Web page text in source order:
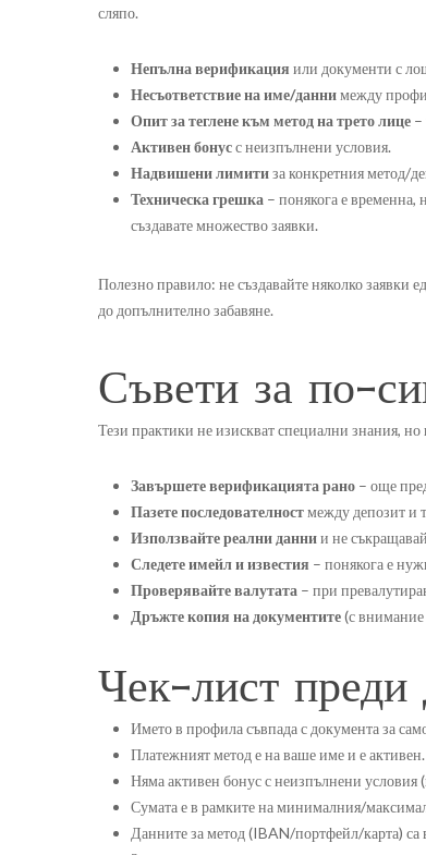
сляпо.
Непълна верификация или документи с
Несъответствие на име/даннимежду
Опит за теглене към метод на трето лице –
Активен бонусс неизпълнени условия.
Надвишени лимитиза конкретния метод/
Техническа грешка – понякога е временна,
създавате множество заявки.
Полезно правило: не създавайте няколко заявки
до допълнително забавяне.
Съвети за по-
Тези практики не изискват специални знания,
Завършете верификацията рано – още
Пазете последователностмежду депозит и
Използвайте реални даннии не
Следете имейл и известия – понякога е
Проверявайте валутата – при
Дръжте копия на документите(с
Чек-лист преди
Името в профила съвпада с документа за
Платежният метод е на ваше име и е активен.
Няма активен бонус с неизпълнени условия
Сумата е в рамките на минималния/
Данните за метод (IBAN/портфейл/карта)